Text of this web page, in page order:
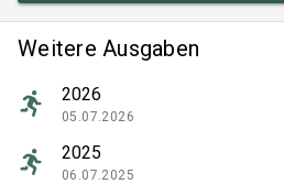
Weitere Ausgaben
2026
05.07.2026
2025
06.07.2025